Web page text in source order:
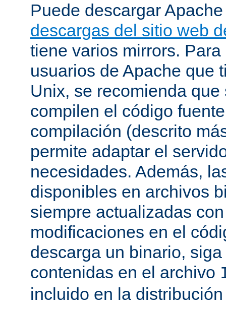
Puede descargar
descargas del sitio web
tiene varios mirrors.
usuarios de Apache que
Unix, se recomienda
compilen el código
compilación (descrito
permite adaptar el
necesidades. Además,
disponibles en archivos
siempre actualizadas
modificaciones en el
descarga un binario,
contenidas en el archivo
incluido en la distribución